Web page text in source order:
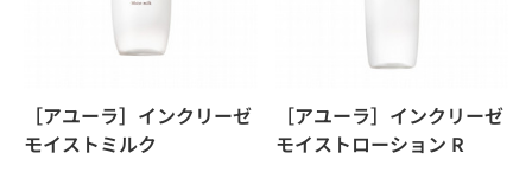
［アユーラ］インクリーゼ
モイストミルク
［アユーラ］インクリーゼ
モイストローション R